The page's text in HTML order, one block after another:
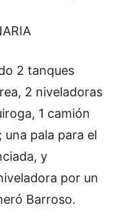
2 tanques
2 niveladoras
1 camión
pala para el
y
por un
Barroso.